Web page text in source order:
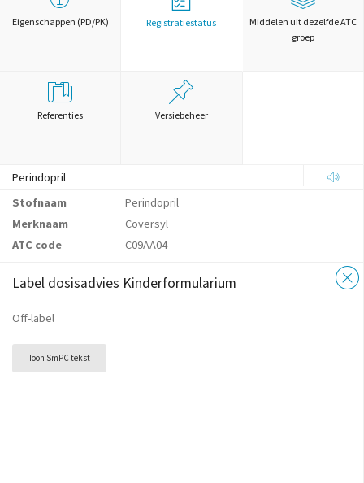
Eigenschappen (PD/PK) Registratiestatus
Middelen uit dezelfde ATC
groep
Referenties Versiebeheer
Perindopril
Stofnaam
Perindopril
Merknaam
Coversyl
ATC code
C09AA04
Label dosisadvies Kinderformularium
Off-label
Toon SmPC tekst